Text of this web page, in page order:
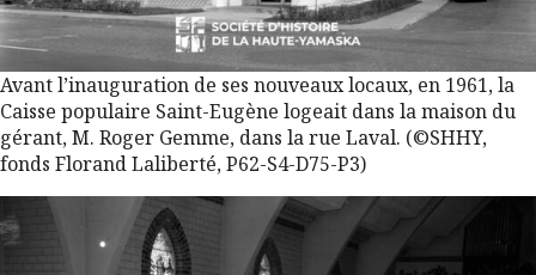
Avant l’inauguration de ses nouveaux locaux, en 1961, la
Caisse populaire Saint-Eugène logeait dans la maison du
gérant, M. Roger Gemme, dans la rue Laval. (©SHHY,
fonds Florand Laliberté, P62-S4-D75-P3)